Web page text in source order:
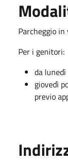
Parcheggio
Per i genitori:
da
giovedì
previo